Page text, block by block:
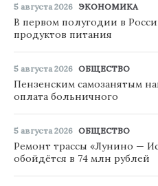
5 августа 2026 ЭКОНОМИКА
В первом полугодии в
продуктов питания
5 августа 2026 ОБЩЕСТВО
Пензенским самозанятым
оплата больничного
5 августа 2026 ОБЩЕСТВО
Ремонт трассы «Лунино —
обойдётся в 74 млн рублей